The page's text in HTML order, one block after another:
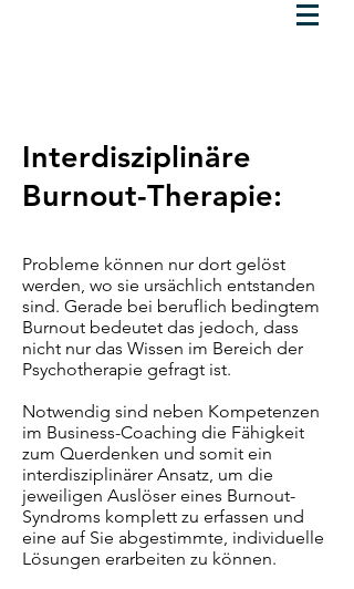
Interdisziplinäre
Burnout-Therapie:
Probleme können nur dort gelöst
werden, wo sie ursächlich entstanden
sind. Gerade bei beruflich bedingtem
Burnout bedeutet das jedoch, dass
nicht nur das Wissen im Bereich der
Psychotherapie gefragt ist.
Notwendig sind neben Kompetenzen
im Business-Coaching die Fähigkeit
zum Querdenken und somit ein
interdisziplinärer Ansatz, um die
jeweiligen Auslöser eines Burnout-
Syndroms komplett zu erfassen und
eine auf Sie abgestimmte, individuelle
Lösungen erarbeiten zu können.